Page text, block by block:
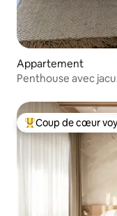
Appartement
Penthouse avec
Coups de cœur
Coup de cœur